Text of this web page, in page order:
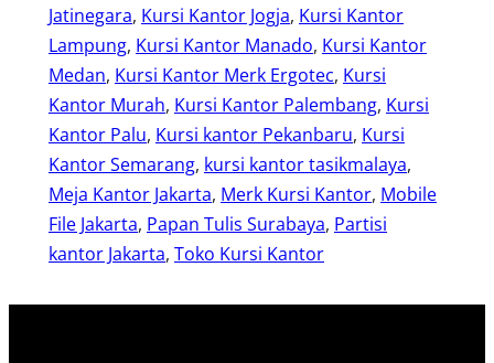
Jatinegara, Kursi Kantor Jogja, Kursi Kantor
Lampung, Kursi Kantor Manado, Kursi Kantor
Medan, Kursi Kantor Merk Ergotec, Kursi
Kantor Murah, Kursi Kantor Palembang, Kursi
Kantor Palu, Kursi kantor Pekanbaru, Kursi
Kantor Semarang, kursi kantor tasikmalaya
Meja Kantor Jakarta, Merk Kursi Kantor, Mobile
File Jakarta, Papan Tulis Surabaya, Partisi
kantor Jakarta, Toko Kursi Kantor